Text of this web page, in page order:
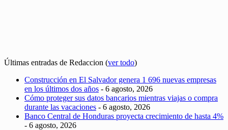
Últimas entradas de Redaccion (ver todo)
Construcción en El Salvador genera 1 696 nuevas empresas
en los últimos dos años - 6 agosto, 2026
Cómo proteger sus datos bancarios mientras viajas o compra
durante las vacaciones - 6 agosto, 2026
Banco Central de Honduras proyecta crecimiento de hasta 4%
- 6 agosto, 2026